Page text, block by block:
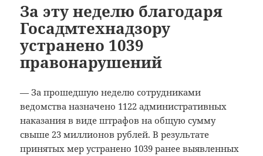
За эту неделю благодаря
Госадмтехнадзору
устранено 1039
правонарушений
— За прошедшую неделю сотрудниками
ведомства назначено 1122 административных
наказания в виде штрафов на общую сумму
свыше 23 миллионов рублей. В результате
принятых мер устранено 1039 ранее выявленных